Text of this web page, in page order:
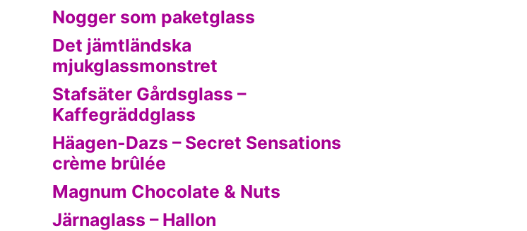
Nogger som paketglass
Det jämtländska
mjukglassmonstret
Stafsäter Gårdsglass –
Kaffegräddglass
Häagen-Dazs – Secret Sensations
crème brûlée
Magnum Chocolate & Nuts
Järnaglass – Hallon